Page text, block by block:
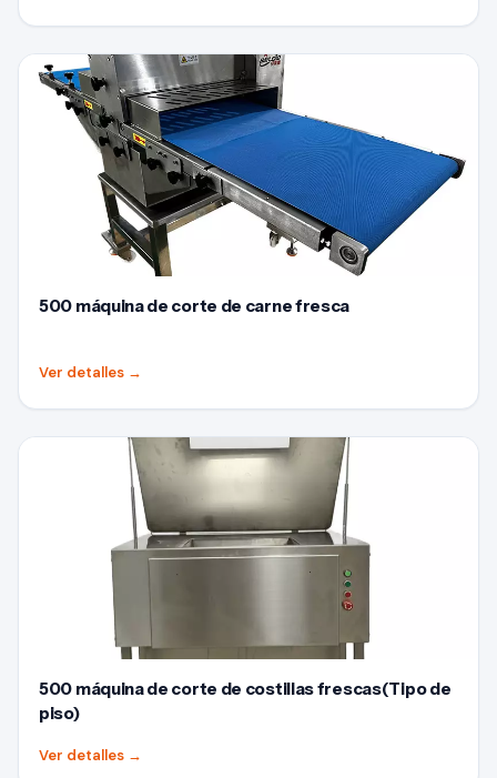
500 máquina de corte de carne fresca
Ver detalles →
500 máquina de corte de costillas frescas(Tipo de
piso)
Ver detalles →